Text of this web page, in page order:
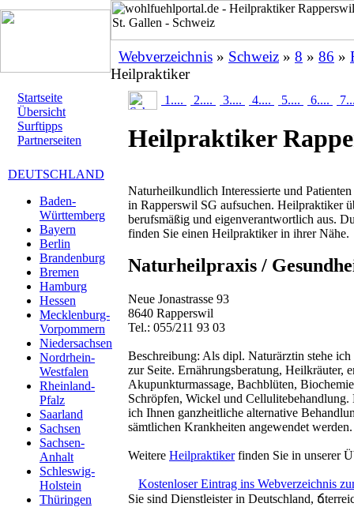
Webverzeichnis » Schweiz » 8 » 86 »
Heilpraktiker
Startseite
Übersicht
Surftipps
Partnerseiten
DEUTSCHLAND
Baden-
Württemberg
Bayern
Berlin
Brandenburg
Bremen
Hamburg
Hessen
Mecklenburg-
Vorpommern
Niedersachsen
Nordrhein-
Westfalen
Rheinland-
Pfalz
Saarland
Sachsen
Sachsen-
Anhalt
Schleswig-
Holstein
Thüringen
1.... 2.... 3.... 4.... 5.... 6....
Heilpraktiker
Naturheilkundlich Interessierte und
in Rapperswil SG aufsuchen. Heilpraktiker
berufsmäßig und eigenverantwortlich aus.
finden Sie einen Heilpraktiker in ihrer Nähe.
Naturheilpraxis /
Neue Jonastrasse 93
8640 Rapperswil
Tel.: 055/211 93 03
Beschreibung: Als dipl. Naturärztin stehe
zur Seite. Ernährungsberatung, Heilkräuter,
Akupunkturmassage, Bachblüten,
Schröpfen, Wickel und Cellulitebehandlung.
ich Ihnen ganzheitliche alternative
sämtlichen Krankheiten angewendet werden.
Weitere Heilpraktikerfinden Sie in unserer
Kostenloser Eintrag ins Webverzeichnis
Sie sind Dienstleister in Deutschland,